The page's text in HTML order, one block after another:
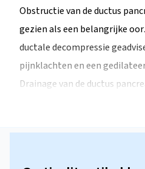
Obstructie van de ductus
gezien als een belangrijke
ductale decompressie
pijnklachten en een
Drainage van de ductus